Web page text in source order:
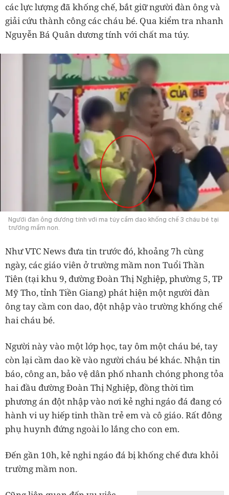
các lực lượng đã khống chế, bắt giữ người đàn ông và
giải cứu thành công các cháu bé. Qua kiểm tra nhanh
Nguyễn Bá Quân dương tính với chất ma túy.
Người đàn ông dương tính với ma túy cầm dao khống chế 3 cháu bé tại
trường mầm non.
Như VTC News đưa tin trước đó, khoảng 7h cùng
ngày, các giáo viên ở trường mầm non Tuổi Thần
Tiên (tại khu 9, đường Đoàn Thị Nghiệp, phường 5, TP
Mỹ Tho, tỉnh Tiền Giang) phát hiện một người đàn
ông tay cầm con dao, đột nhập vào trường khống chế
hai cháu bé.
Người này vào một lớp học, tay ôm một cháu bé, tay
còn lại cầm dao kề vào người cháu bé khác. Nhận tin
báo, công an, bảo vệ dân phố nhanh chóng phong tỏa
hai đầu đường Đoàn Thị Nghiệp, đồng thời tìm
phương án đột nhập vào nơi kẻ nghi ngáo đá đang có
hành vi uy hiếp tinh thần trẻ em và cô giáo. Rất đông
phụ huynh đứng ngoài lo lắng cho con em.
Đến gần 10h, kẻ nghi ngáo đá bị khống chế đưa khỏi
trường mầm non.